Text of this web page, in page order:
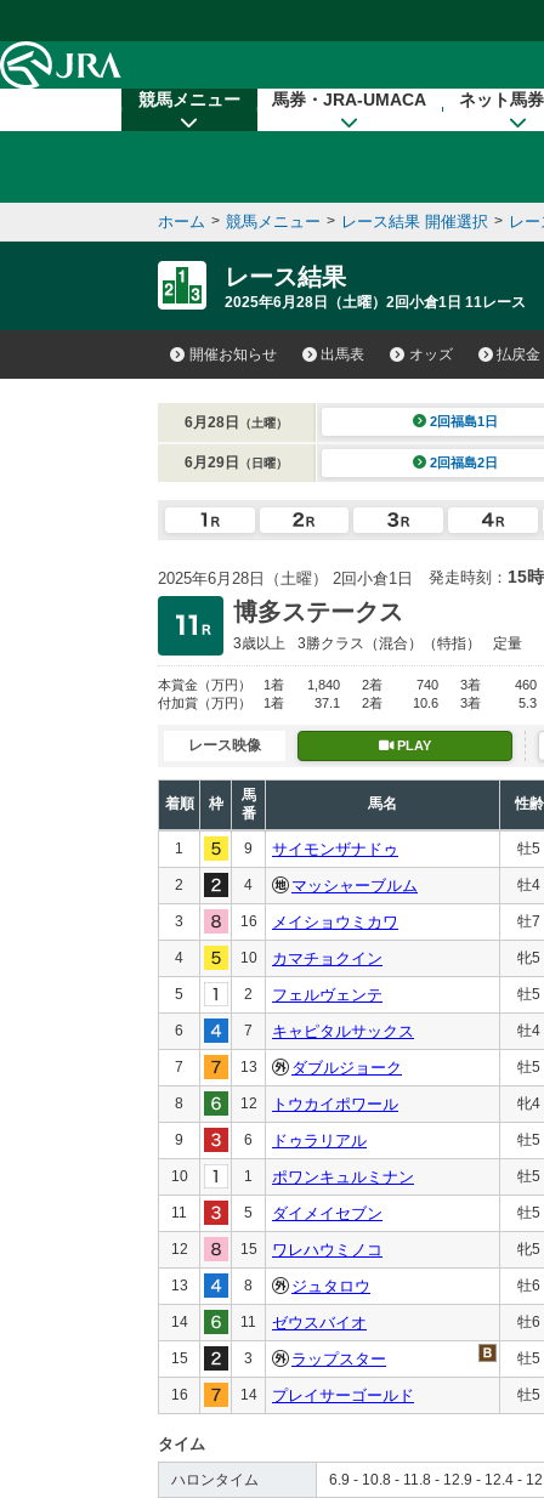
競馬メニュー 馬券・JRA-UMACA ネット馬
ホーム > 競馬メニュー > レース結果 開催選択 > レ
レース結果
2025年6月28日（土曜）2回小倉1日 11レース
開催お知らせ 出馬表 オッズ 払戻金
6月28日 （土曜） 2回福島1日
6月29日 （日曜） 2回福島2日
2025年6月28日（土曜） 2回小倉1日 発走時刻： 15
博多ステークス
3歳以上 3勝クラス （混合）（特指） 定量
本賞金 （万円） 1着 1,840 2着 740 3着
460
付加賞 （万円） 1着 37.1 2着 10.6 3着 5.3
レース映像 PLAY
着順 枠
馬
番
馬名 性齢
1 9 サイモンザナドゥ 牡5
2 4 マッシャーブルム 牡4
3 16 メイショウミカワ 牡7
4 10 カマチョクイン 牝5
5 2 フェルヴェンテ 牡5
6 7 キャピタルサックス 牡4
7 13 ダブルジョーク 牡5
8 12 トウカイポワール 牝4
9 6 ドゥラリアル 牡5
10 1 ポワンキュルミナン 牡5
11 5 ダイメイセブン 牡5
12 15 ワレハウミノコ 牝5
13 8 ジュタロウ 牡6
14 11 ゼウスバイオ 牡6
15 3 ラップスター 牡5
16 14 プレイサーゴールド 牡5
タイム
ハロンタイム 6.9 - 10.8 - 11.8 - 12.9 - 12.4 -